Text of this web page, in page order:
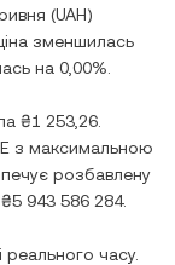
(UAH)
зменшилась
на 0,00%
₴1 253,26
з максимальною
розбавлену
₴5 943 586 284.
часу.